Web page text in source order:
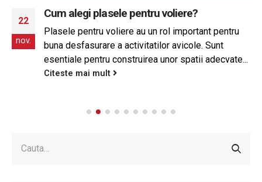
22
nov.
Cum alegi plasele pentru voliere?
Plasele pentru voliere au un rol important pentru
buna desfasurare a activitatilor avicole. Sunt
esentiale pentru construirea unor spatii adecvate...
Citeste mai mult